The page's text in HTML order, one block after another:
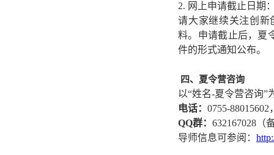
2. 网上申请截止日期
请大家继续关注创新
料。申请截止后，夏
件的形式通知公布。
四、夏令营咨询
以“姓名-夏令营咨询”
电话：0755-
QQ群：632167028（
导师信息可参阅：